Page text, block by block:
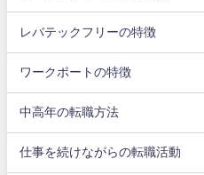
レバテックフリーの特徴
ワークポートの特徴
中高年の転職方法
仕事を続けながらの転職活動